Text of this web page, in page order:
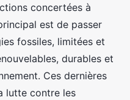
concertées à
est de passer
fossiles, limitées et
durables et
Ces dernières
lutte contre les